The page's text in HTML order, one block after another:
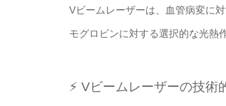
Vビームレーザーは、血管病変に
モグロビンに対する選択的な光熱
⚡ Vビームレーザーの技術